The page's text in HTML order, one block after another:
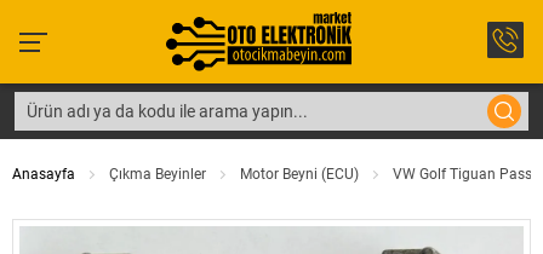
Anasayfa Çıkma Beyinler Motor Beyni (ECU) VW Golf Tiguan